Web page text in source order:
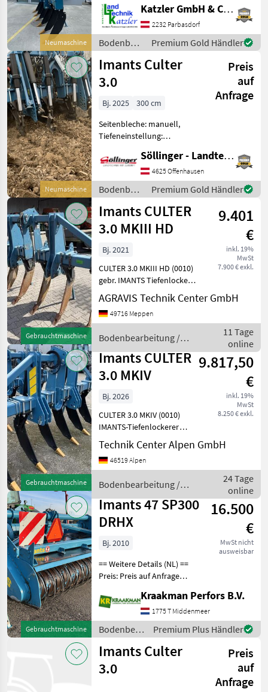
Bodenbearbeitung
Untergrundlockerer
Imants
KATEGORIE
WÄHLEN
Imants
Maschio
Sasform
Agrisem
Rolmako
Vigolo
Alle 40
anzeigen
MODELL
Culter
3.0
MARKTPLATZ
Marktplatz Händlerangebote
Neumaschine
300cm • Max. 350 PS • Max.
60 cm Arbeitstiefe • Einzeln
oder in Kombination mit
anderen G
Katzler GmbH & Co.KG.
2232 Parbasdorf
Bodenbearbeitung
/ Imants
Premium Gold Händler
Neumaschine
Imants Culter
3.0
Preis
auf
Anfrage
Bj. 2025
300 cm
Seitenbleche: manuell,
Tiefeneinstellung:
Tiefe von 60 cm >hydr.
Hubwerk >Kombinierbar
mit z.B.: • einer
Spatenmaschine • einer
Kreiselegge
Söllinger - Landtechnik GmbH
4625 Offenhausen
Bodenbearbeitung
/ Imants
Premium Gold Händler
Gebrauchtmaschine
Imants CULTER
3.0 MKIII HD
9.401
€
inkl. 19%
MwSt
7.900 € exkl.
Bj. 2021
CULTER 3.0 MKIII HD (0010)
gebr. IMANTS Tiefenlockerer
(0020) * Arbeitstiefe bis
höchstens 60 cm (0030) *
Optimale Auflockerung
(0050) * 20
AGRAVIS Technik Center GmbH
49716 Meppen
Bodenbearbeitung /
Imants
11 Tage
online
Gebrauchtmaschine
Imants CULTER
3.0 MKIV
9.817,50
€
inkl. 19%
MwSt
8.250 € exkl.
Bj. 2026
CULTER 3.0 MKIV (0010)
IMANTS-Tiefenlockerer
(0020) Culter MkIV (0030)
Arbeitstiefe bis höchstens
60 cm (0040) Aufhängung
Zinken (0060) Gesamtbr
Technik Center Alpen GmbH
46519 Alpen
Bodenbearbeitung /
Imants
24 Tage
online
Gebrauchtmaschine
Imants 47 SP300
DRHX
16.500
€
MwSt nicht
ausweisbar
Bj. 2010
== Weitere Details (NL) ==
Preis: Preis auf Anfrage
Seriennummer: 21233
Arbeitsbreite: 300 cm
Optionen: Rührfüße,
austauschbare Schaufeln,
Se
Kraakman Perfors B.V.
1775 T Middenmeer
Bodenbearbeitung
/ Imants
Premium Plus Händler
Imants Culter
3.0
Preis
auf
Anfrage